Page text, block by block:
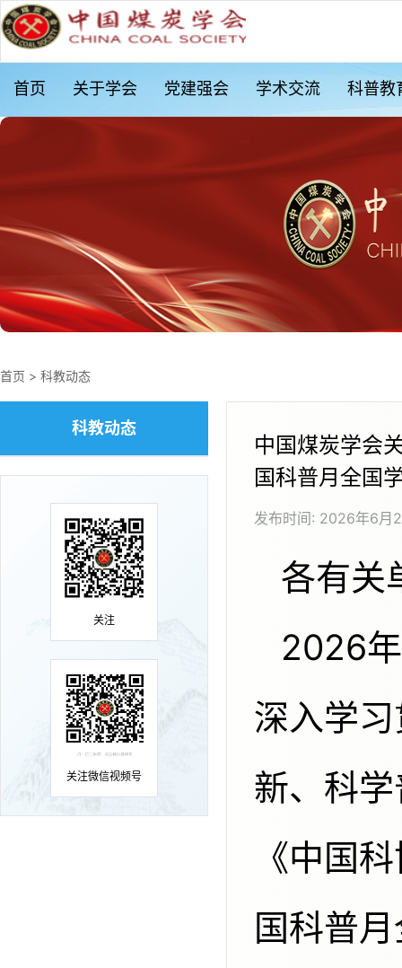
首页 关于学会 党建强会 学术交流 科普教
首页 > 科教动态
科教动态
关注
关注微信视频号
中国煤炭学会
国科普月全国
发布时间: 2026年6月
各有
2026年9月是第二个全国科普月。为
深入学
新、科
《中国
国科普